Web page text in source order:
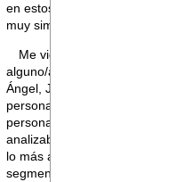
en estos últimos meses
muy similares circunstancias.
Me vienen a la cabeza (y
alguno/a) nombres como
Ángel, José, Mikel,
personas que han echado
personas que han tutelado
analizaban el riesgo de una
lo más alto del escalafón,
segmento según se le